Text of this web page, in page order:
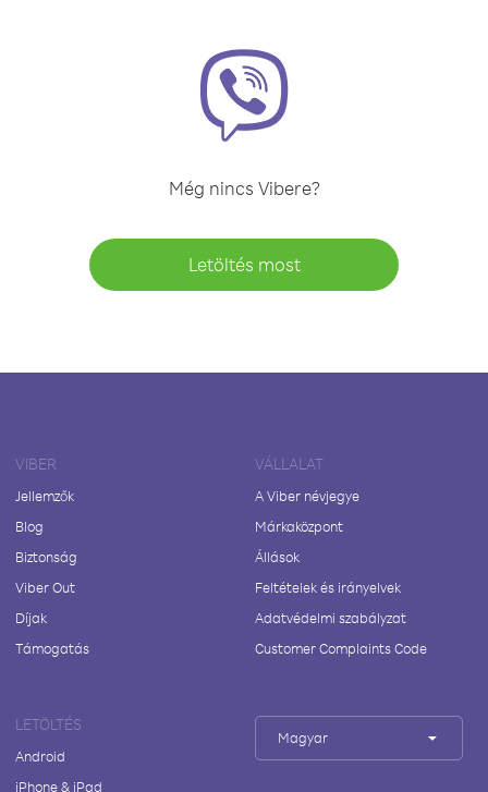
Még nincs Vibere?
Letöltés most
VIBER
Jellemzők
Blog
Biztonság
Viber Out
Díjak
Támogatás
VÁLLALAT
A Viber névjegye
Márkaközpont
Állások
Feltételek és irányelvek
Adatvédelmi szabályzat
Customer Complaints Code
LETÖLTÉS
Android
iPhone & iPad
Magyar